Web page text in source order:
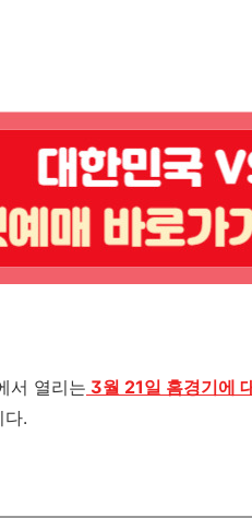
서 열리는 3월 21일 홈경기에
다.